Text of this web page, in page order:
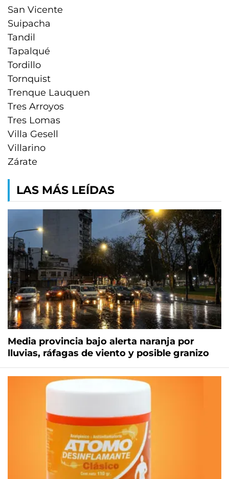
San Vicente
Suipacha
Tandil
Tapalqué
Tordillo
Tornquist
Trenque Lauquen
Tres Arroyos
Tres Lomas
Villa Gesell
Villarino
Zárate
LAS MÁS LEÍDAS
Media provincia bajo alerta naranja por
lluvias, ráfagas de viento y posible granizo